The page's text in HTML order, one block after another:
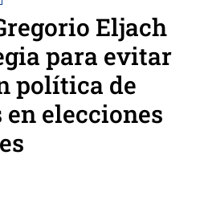
Eljach
para evitar
política de
elecciones